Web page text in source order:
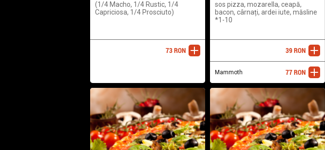
(1/4 Macho, 1/4 Rustic, 1/4
Capriciosa, 1/4 Prosciuto)
adaugă
73RON
sos pizza, mozarella, ceapă,
bacon, cârnați, ardei iute, măsline
*1-10
adaugă
39RON
Mammoth adaugă
77RON